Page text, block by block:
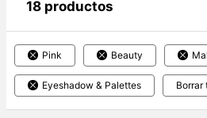
18 productos
Pink Beauty
Eyeshadow & Palettes Borrar